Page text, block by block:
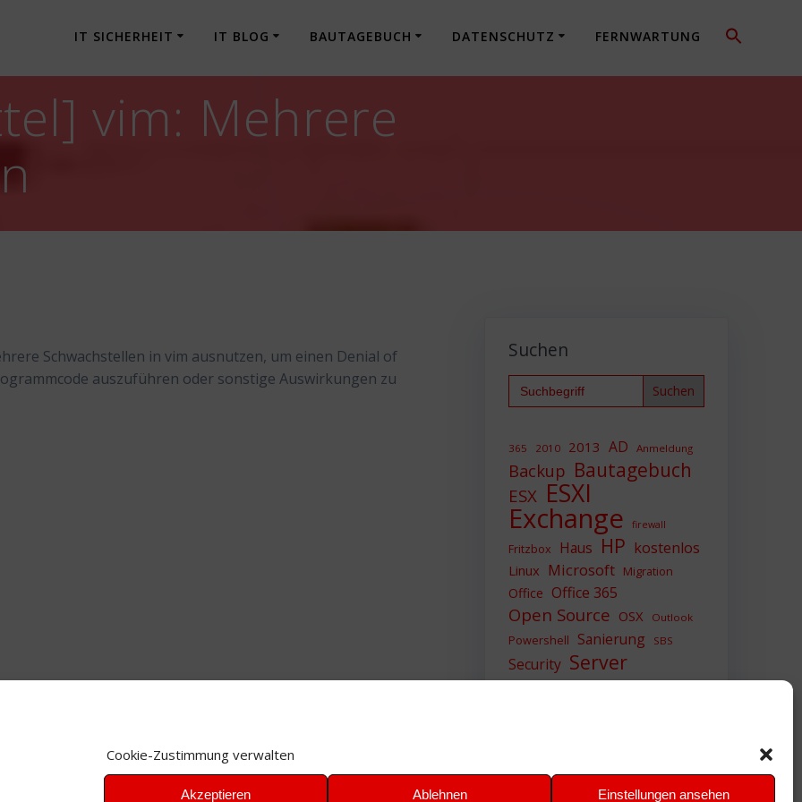
Cookie-Zustimmung verwalten
Akzeptieren Ablehnen Einstellungen ansehen
IT SICHERHEIT IT BLOG BAUTAGEBUCH DATENSCHUTZ FERNWARTUNG
vim: Mehrere
Schwachstellen in vim ausnutzen, um einen Denial of
auszuführen oder sonstige Auswirkungen zu
Suchen
Search
for:
365 2010 2013 AD Anmeldung
Backup Bautagebuch
ESX ESXI
Exchange firewall
Fritzbox Haus HP kostenlos
Linux Microsoft Migration
Office Office 365
Open Source OSX Outlook
Powershell Sanierung SBS
Security Server
Sicherheit SIEM
VMWare VPN WAZUH